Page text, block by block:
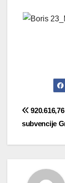
objava
subvencije